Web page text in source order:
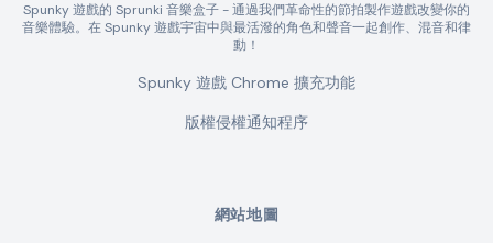
Spunky 遊戲的 Sprunki 音樂盒子 - 通過我們革命性的節拍製作遊戲改變你的
音樂體驗。在 Spunky 遊戲宇宙中與最活潑的角色和聲音一起創作、混音和律
動！
Spunky 遊戲 Chrome 擴充功能
版權侵權通知程序
網站地圖